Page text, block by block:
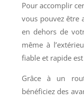
Pour accomplir
vous pouvez être
en dehors de
même à
fiable et rapide
Grâce à un
bénéficiez des